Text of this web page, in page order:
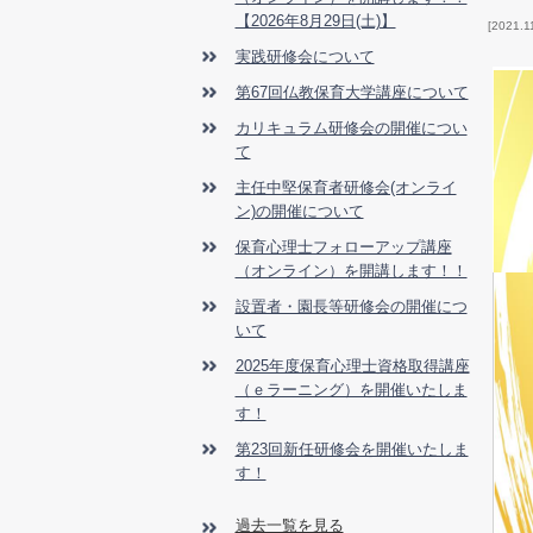
【2026年8月29日(土)】
実践研修会について
第67回仏教保育大学講座について
カリキュラム研修会の開催につい
て
主任中堅保育者研修会(オンライ
ン)の開催について
保育心理士フォローアップ講座
（オンライン）を開講します！！
設置者・園長等研修会の開催につ
いて
2025年度保育心理士資格取得講座
（ｅラーニング）を開催いたしま
す！
第23回新任研修会を開催いたしま
す！
過去一覧を見る